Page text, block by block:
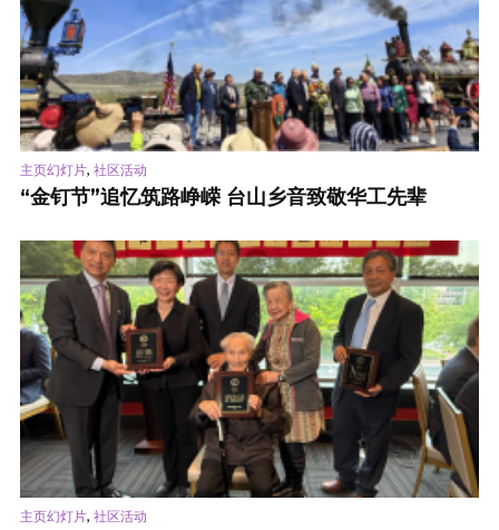
主页幻灯片, 社区活动
“金钉节”追忆筑路峥嵘 台山乡音致敬华工先辈
主页幻灯片, 社区活动